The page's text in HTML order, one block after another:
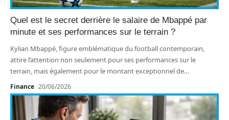
Quel est le secret derrière le salaire de Mbappé par
minute et ses performances sur le terrain ?
Kylian Mbappé, figure emblématique du football contemporain,
attire l’attention non seulement pour ses performances sur le
terrain, mais également pour le montant exceptionnel de…
Finance 20/06/2026